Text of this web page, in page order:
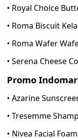
• Royal Choice
• Roma Biscuit
• Roma Wafer
• Serena Cheese
Promo
• Azarine
• Tresemme
• Nivea Facial